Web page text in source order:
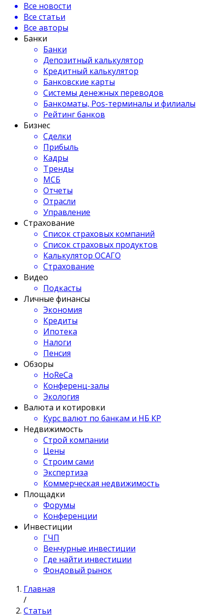
Все новости
Все статьи
Все авторы
Банки
Банки
Депозитный калькулятор
Кредитный калькулятор
Банковские карты
Системы денежных переводов
Банкоматы, Pos-терминалы и филиалы
Рейтинг банков
Бизнес
Сделки
Прибыль
Кадры
Тренды
МСБ
Отчеты
Отрасли
Управление
Страхование
Список страховых компаний
Список страховых продуктов
Калькулятор ОСАГО
Страхование
Видео
Подкасты
Личные финансы
Экономия
Кредиты
Ипотека
Налоги
Пенсия
Обзоры
HoReCa
Конференц-залы
Экология
Валюта и котировки
Курс валют по банкам и НБ КР
Недвижимость
Строй компании
Цены
Строим сами
Экспертиза
Коммерческая недвижимость
Площадки
Форумы
Конференции
Инвестиции
ГЧП
Венчурные инвестиции
Где найти инвестиции
Фондовый рынок
Главная
/
Статьи